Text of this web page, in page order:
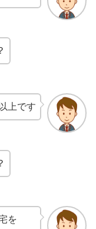
上です
を